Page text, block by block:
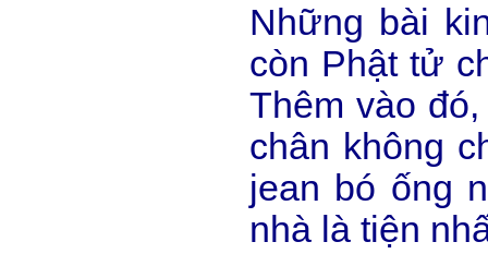
Những bài
còn Phật tử
Thêm vào
chân không
jean bó ống
nhà là tiện